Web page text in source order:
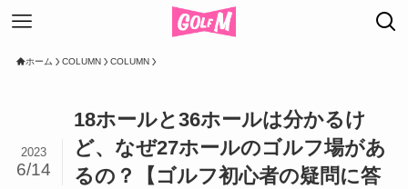
ホーム COLUMN COLUMN
18ホールと36ホールは分かるけ
ど、なぜ27ホールのゴルフ場があ
るの？【ゴルフ初心者の疑問に答
2023
6/14